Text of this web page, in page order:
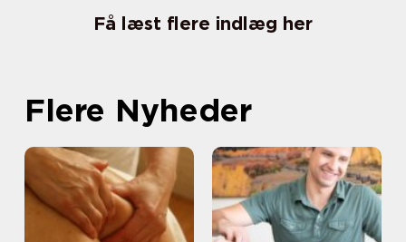
Få læst flere indlæg her
Flere Nyheder